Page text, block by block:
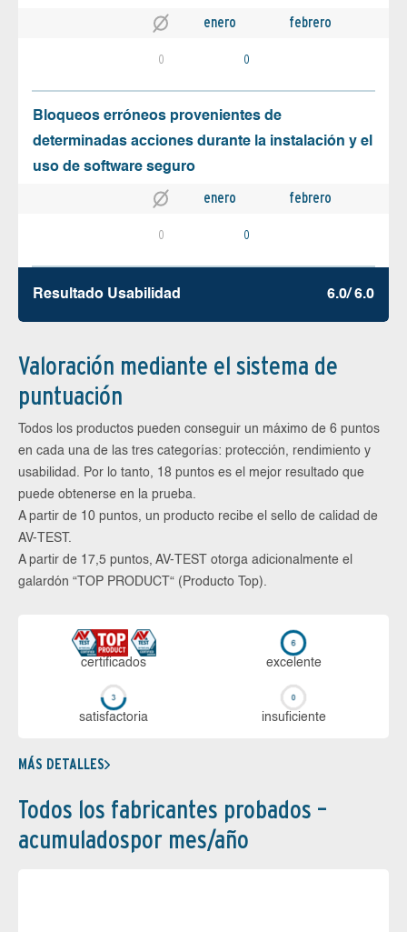
enero febrero
0 0
Bloqueos erróneos provenientes de
determinadas acciones durante la instalación y el
uso de software seguro
enero febrero
0 0
Resultado Usabilidad 6.0/ 6.0
Valoración mediante el sistema de
puntuación
Todos los productos pueden conseguir un máximo de 6 puntos
en cada una de las tres categorías: protección, rendimiento y
usabilidad. Por lo tanto, 18 puntos es el mejor resultado que
puede obtenerse en la prueba.
A partir de 10 puntos, un producto recibe el sello de calidad de
AV-TEST.
A partir de 17,5 puntos, AV-TEST otorga adicionalmente el
galardón “TOP PRODUCT“ (Producto Top).
certi­ficados ex­ce­len­te
sa­tis­fac­to­ria in­su­fi­cien­te
MÁS DETALLES
Todos los fabricantes probados –
acumuladospor mes/año